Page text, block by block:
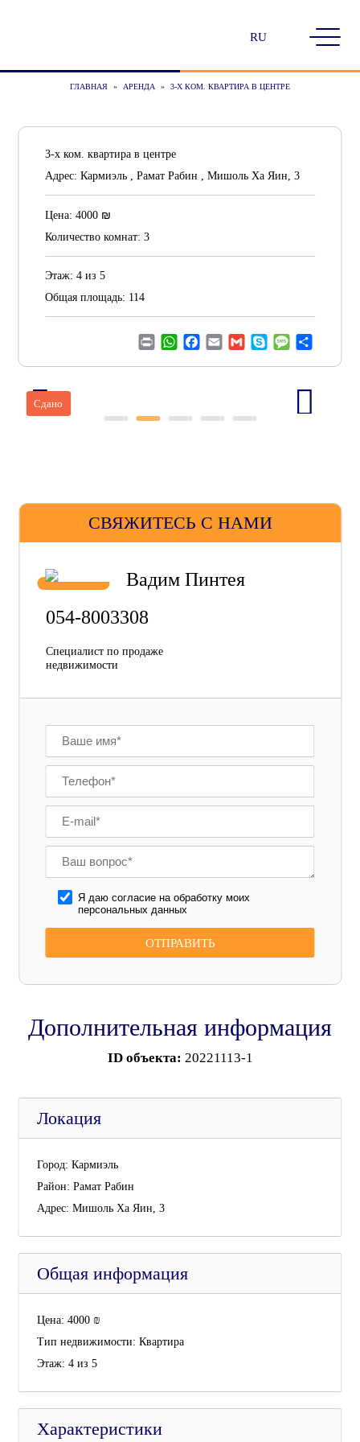
Выбрать
ГЛАВНАЯ » АРЕНДА » 3-Х КОМ. КВАРТИРА В ЦЕНТРЕ
3-х ком. квартира в центре
Адрес: Кармиэль , Рамат Рабин , Мишоль Ха Яин, 3
Цена: 4000 ₪
Количество комнат: 3
Этаж: 4 из 5
Общая площадь: 114
Print WhatsApp
Facebook
EmailGmailSkypeMessage
Сдано
СВЯЖИТЕСЬ С НАМИ
Вадим Пинтея
054-8003308
Специалист по продаже
недвижимости
Я даю согласие на обработку моих
персональных данных
Дополнительная информация
ID объекта: 20221113-1
Локация
Город: Кармиэль
Район: Рамат Рабин
Адрес: Мишоль Ха Яин, 3
Общая информация
Цена: 4000 ₪
Тип недвижимости: Квартира
Этаж: 4 из 5
Характеристики